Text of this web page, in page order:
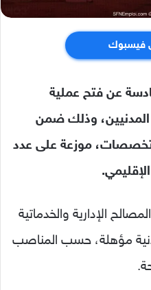
فيسبوك
عن فتح عملية
وذلك ضمن
موزعة على عدد
الإدارية والخدماتية
مؤهلة، حسب المناصب